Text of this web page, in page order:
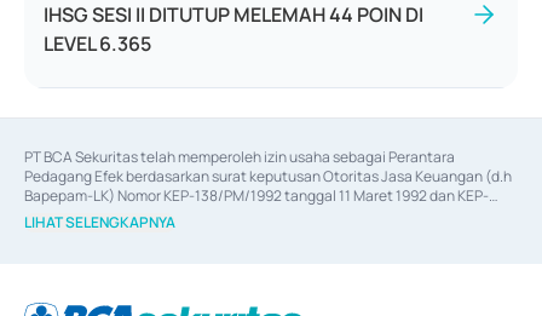
IHSG SESI II DITUTUP MELEMAH 44 POIN DI
LEVEL 6.365
PT BCA Sekuritas telah memperoleh izin usaha sebagai Perantara
Pedagang Efek berdasarkan surat keputusan Otoritas Jasa Keuangan (d.h
Bapepam-LK) Nomor KEP-138/PM/1992 tanggal 11 Maret 1992 dan KEP-
06/D.04/2014 tanggal 28 Februari 2014, izin usaha sebagai Penjamin Emisi
Efek berdasarkan surat keputusan Otoritas Jasa Keuangan Nomor KEP-
berdasarkan surat keputusan Otoritas Jasa Keuangan Nomor S-
LIHAT SELENGKAPNYA